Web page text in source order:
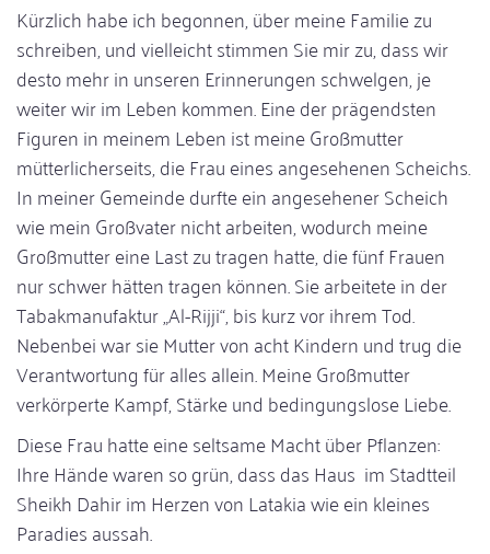
Kürzlich habe ich begonnen, über meine Familie zu
schreiben, und vielleicht stimmen Sie mir zu, dass wir
desto mehr in unseren Erinnerungen schwelgen, je
weiter wir im Leben kommen. Eine der prägendsten
Figuren in meinem Leben ist meine Großmutter
mütterlicherseits, die Frau eines angesehenen Scheichs.
In meiner Gemeinde durfte ein angesehener Scheich
wie mein Großvater nicht arbeiten, wodurch meine
Großmutter eine Last zu tragen hatte, die fünf Frauen
nur schwer hätten tragen können. Sie arbeitete in der
Tabakmanufaktur „Al-Rijji“, bis kurz vor ihrem Tod.
Nebenbei war sie Mutter von acht Kindern und trug die
Verantwortung für alles allein. Meine Großmutter
verkörperte Kampf, Stärke und bedingungslose Liebe.
Diese Frau hatte eine seltsame Macht über Pflanzen:
Ihre Hände waren so grün, dass das Haus im Stadtteil
Sheikh Dahir im Herzen von Latakia wie ein kleines
Paradies aussah.